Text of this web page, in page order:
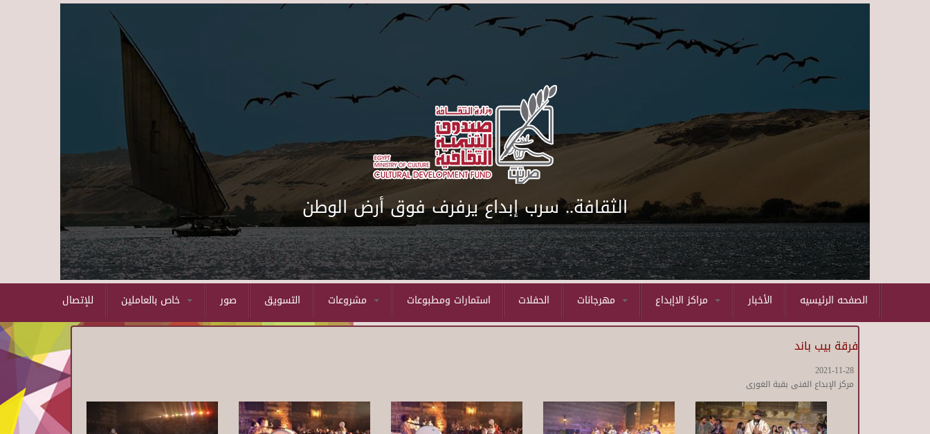
Skip to main content
الثقافة.. سرب إبداع يرفرف فوق أرض الوطن
للإتصال صور التسويق استمارات ومطبوعات الحفلات الأخبار الصفحه الرئيسيه
فرقة بيب باند
2021-11-28
مركز الإبداع الفنى بقبة الغورى